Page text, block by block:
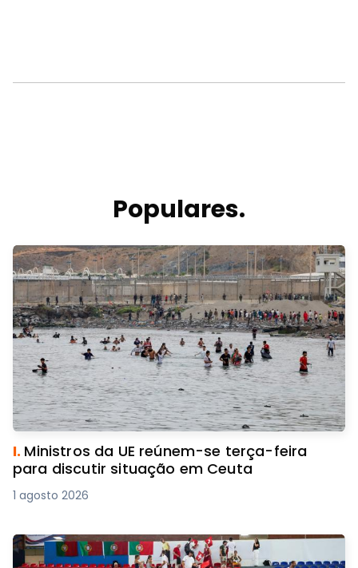
Populares.
I. Ministros da UE reúnem-se terça-feira
para discutir situação em Ceuta
1 agosto 2026